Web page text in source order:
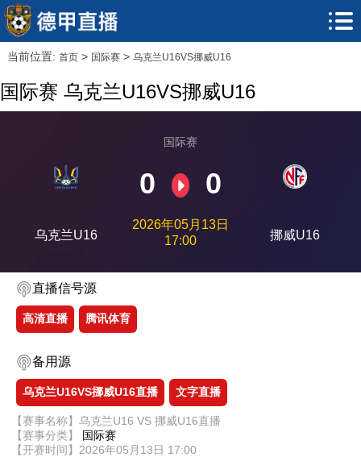
当前位置: 首页> 国际赛> 乌克兰U16VS挪威U16
国际赛 乌克兰U16VS挪威U16
乌克兰U16
国际赛
0 0
2026年05月13日
17:00
挪威U16
直播信号源
高清直播 腾讯体育
备用源
乌克兰U16VS挪威U16直播 文字直播
【赛事名称】乌克兰U16 VS 挪威U16直播
【赛事分类】 国际赛
【开赛时间】2026年05月13日 17:00